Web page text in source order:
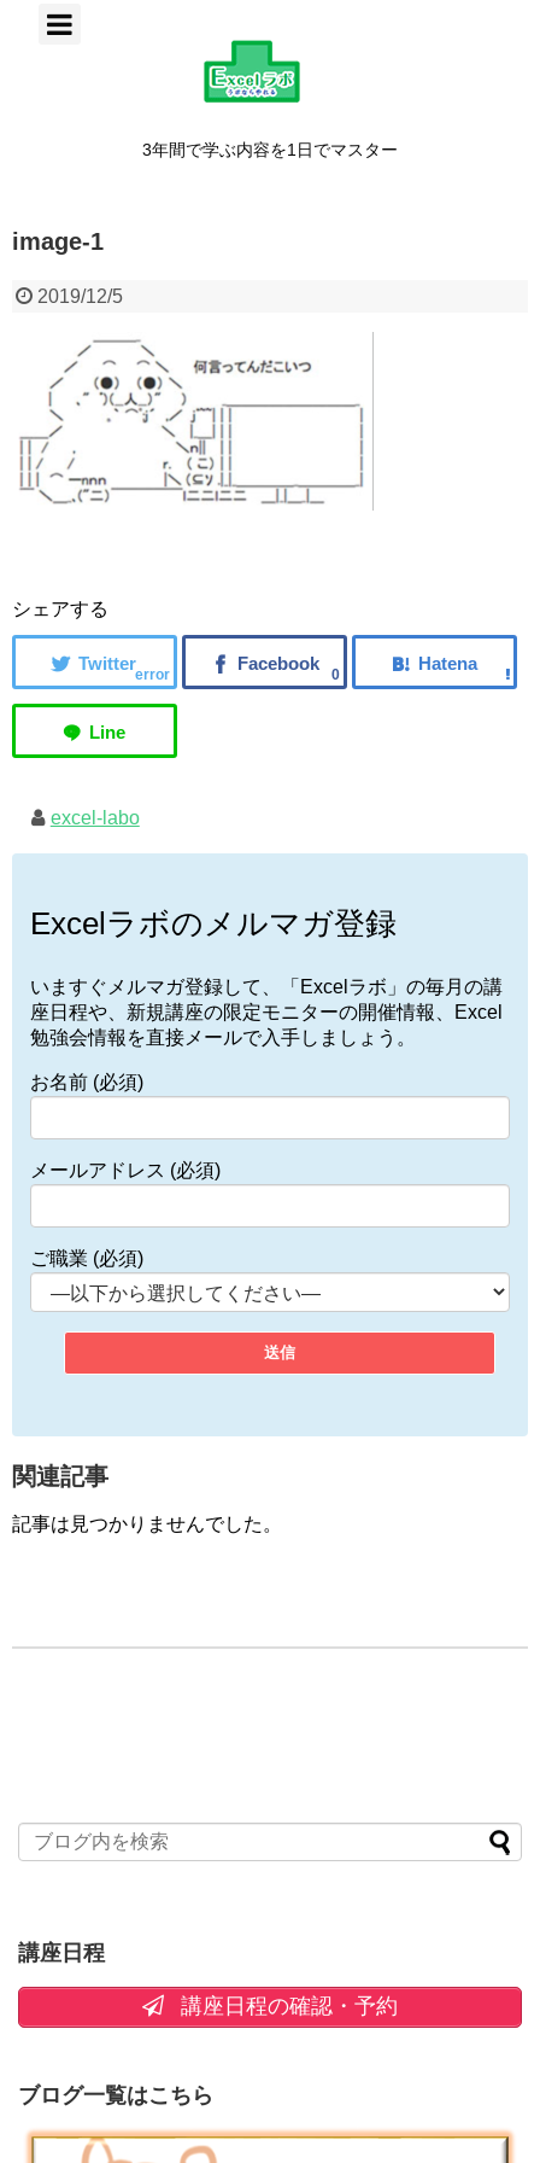
3年間で学ぶ内容を1日でマスター
image-1
2019/12/5
シェアする
error 0
excel-labo
Excelラボのメルマガ登録
いますぐメルマガ登録して、「Excelラボ」の毎月の講
座日程や、新規講座の限定モニターの開催情報、Excel
勉強会情報を直接メールで入手しましょう。
お名前 (必須)
メールアドレス (必須)
ご職業 (必須)
関連記事
記事は見つかりませんでした。
講座日程
講座日程の確認・予約
ブログ一覧はこちら